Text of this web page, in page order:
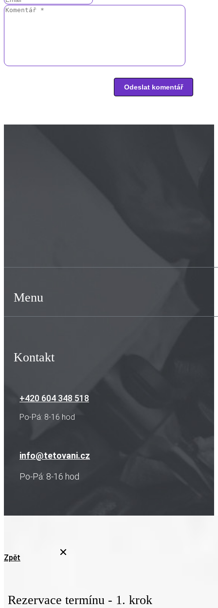
Menu
Kontakt
+420 604 348 518
Po-Pá: 8-16 hod
info@tetovani.cz
Po-Pá: 8-16 hod
Zpět
Rezervace termínu - 1. krok